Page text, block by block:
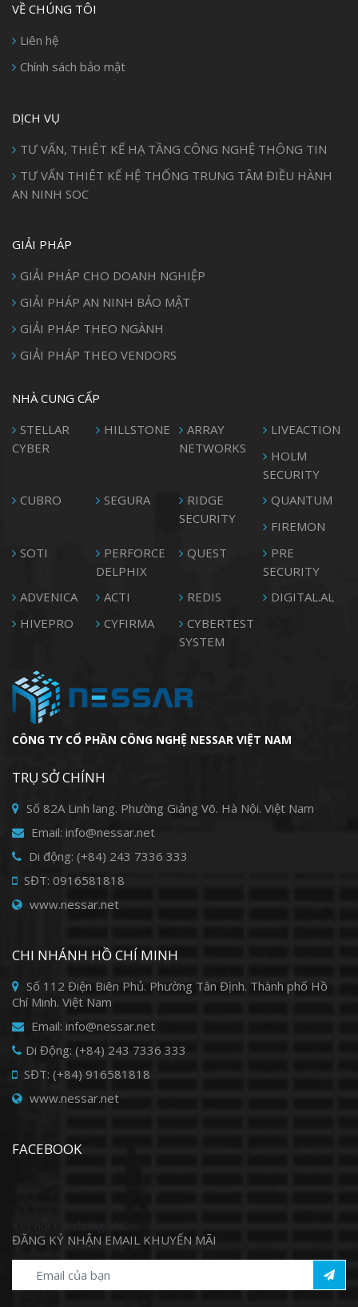
VỀ CHÚNG TÔI
Liên hệ
Chính sách bảo mật
DỊCH VỤ
TƯ VẤN, THIÊT KẾ HẠ TẦNG CÔNG NGHỆ THÔNG TIN
TƯ VẤN THIÊT KẾ HỆ THỐNG TRUNG TÂM ĐIỀU HÀNH
AN NINH SOC
GIẢI PHÁP
GIẢI PHÁP CHO DOANH NGHIỆP
GIẢI PHÁP AN NINH BẢO MẬT
GIẢI PHÁP THEO NGÀNH
GIẢI PHÁP THEO VENDORS
NHÀ CUNG CẤP
STELLAR
CYBER
HILLSTONE
ARRAY
NETWORKS
LIVEACTION
HOLM
SECURITY
CUBRO
SEGURA
RIDGE
SECURITY
QUANTUM
FIREMON
SOTI
PERFORCE
DELPHIX
QUEST
PRE
SECURITY
ADVENICA
ACTI REDIS
DIGITAL.AL
HIVEPRO
CYFIRMA
CYBERTEST
SYSTEM
CÔNG TY CỔ PHẦN CÔNG NGHỆ NESSAR VIỆT NAM
TRỤ SỞ CHÍNH
Số 82A Linh lang. Phường Giảng Võ. Hà Nội. Việt Nam
Email: info@nessar.net
Di động: (+84) 243 7336 333
SĐT: 0916581818
www.nessar.net
CHI NHÁNH HỒ CHÍ MINH
Số 112 Điện Biên Phủ. Phường Tân Định. Thành phố Hồ
Chí Minh. Việt Nam
Email: info@nessar.net
Di Động: (+84) 243 7336 333
SĐT: (+84) 916581818
www.nessar.net
FACEBOOK
ĐĂNG KÝ NHẬN EMAIL KHUYẾN MÃI